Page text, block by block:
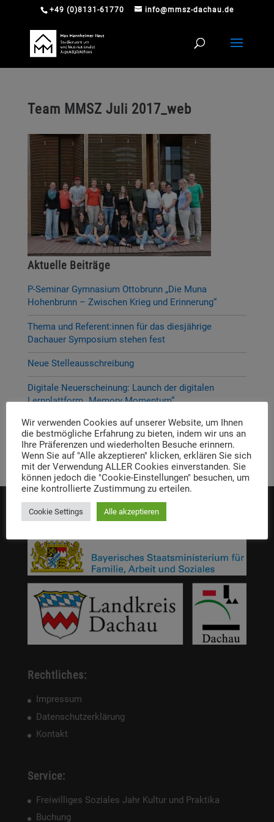
+49 (0)8131-61770 info@mmsz-dachau.de
Team MMSZ Juli 2017_web
Aktuelle Beiträge
P-Seminar Gymnasium Ottobrunn „Die Muna
Hohenbrunn – Zwischen Krieg und Erinnerung“
Thema und Referent:innen für das diesjährige
Dachauer Symposium stehen fest
Neue Stelleausschreibung
Digitale Neuerscheinung: Launch der digitalen
Lernplattform „Memory Momentum“
Call for Applications: Dachau Autumn School 2026 –
Erinnern. Forschen. Vermitteln.
Die Einrichtung wird gefördert von:
Rechtliches:
Impressum
Datenschutzerklärung
Kontakt
Service:
Freiwilliges Soziales Jahr Kultur und Praktika
Buchung
Wir verwenden Cookies auf unserer Website, um Ihnen
die bestmögliche Erfahrung zu bieten, indem wir uns an
Ihre Präferenzen und wiederholten Besuche erinnern.
Wenn Sie auf "Alle akzeptieren" klicken, erklären Sie sich
mit der Verwendung ALLER Cookies einverstanden. Sie
können jedoch die "Cookie-Einstellungen" besuchen, um
eine kontrollierte Zustimmung zu erteilen.
Cookie Settings Alle akzeptieren